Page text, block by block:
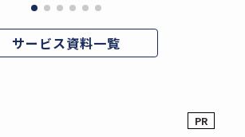
サービス資料一覧